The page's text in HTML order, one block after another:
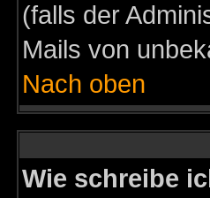
(falls der
Mails von
Nach oben
Wie schreibe